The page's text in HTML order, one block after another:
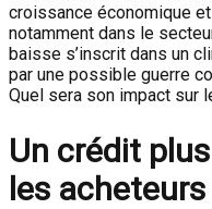
croissance économique
notamment dans le
baisse s’inscrit dans un
par une possible guerre
Quel sera son impact sur
Un crédit
les acheteurs